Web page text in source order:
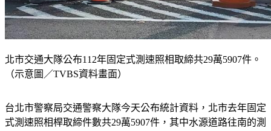
北市交通大隊公布112年固定式測速照相取締共29萬5907件。
（示意圖／TVBS資料畫面）
台北市警察局交通警察大隊今天公布統計資料，北市去年固定
式測速照相桿取締件數共29萬5907件，其中水源道路往南的測